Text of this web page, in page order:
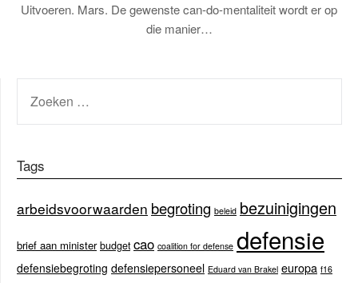
Uitvoeren. Mars. De gewenste can-do-mentaliteit wordt er op
die manier…
NAAR:
Tags
arbeidsvoorwaarden begroting beleid bezuinigingen
brief aan minister budget cao coalition for defense defensie
defensiebegroting defensiepersoneel Eduard van Brakel europa f16